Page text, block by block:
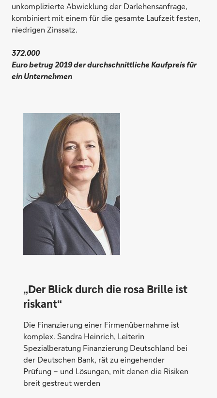
unkomplizierte Abwicklung der Darlehensanfrage,
kombiniert mit einem für die gesamte Laufzeit festen,
niedrigen Zinssatz.
372.000
Euro betrug 2019 der durchschnittliche Kaufpreis für
ein Unternehmen
„Der Blick durch die rosa Brille ist
riskant“
Die Finanzierung einer Firmenübernahme ist
komplex. Sandra Heinrich, Leiterin
Spezialberatung Finanzierung Deutschland bei
der Deutschen Bank, rät zu eingehender
Prüfung – und Lösungen, mit denen die Risiken
breit gestreut werden